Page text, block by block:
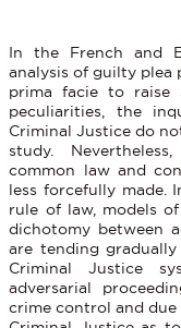
In the French and
analysis of guilty plea
prima facie to raise
peculiarities, the
Criminal Justice do
study.
common law and
less forcefully made.
rule of law, models
dichotomy between
are tending
Criminal Justice
adversarial
crime control and due